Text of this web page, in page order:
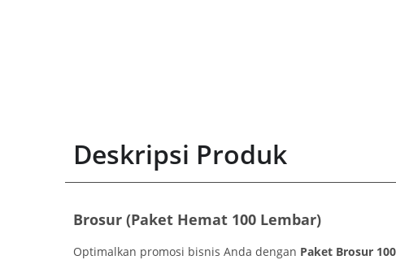
Deskripsi Produk
Brosur (Paket Hemat 100 Lembar)
Optimalkan promosi bisnis Anda dengan Paket Brosur